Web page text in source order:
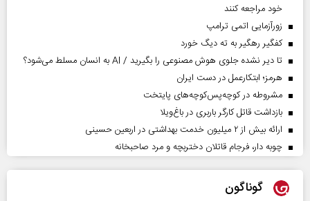
خود مراجعه کنند
زورآزمایی اتمی ترامپ
کفگیر رهگیر به ته دیگ خورد
تا دیر نشده جلوی هوش مصنوعی را بگیرید / AI به انسان مسلط می‌شود؟
هرمز؛ ابتکارعمل در دست ایران
مشروطه در کوچه‌پس‌کوچه‌های پایتخت
بازداشت قاتل کارگر باربری در باغ‌ویلا
ارائه بیش از ۲ میلیون خدمت بهداشتی در اربعین حسینی
چوبه دار، فرجام قاتلان دختربچه و مرد صاحبخانه
گوناگون